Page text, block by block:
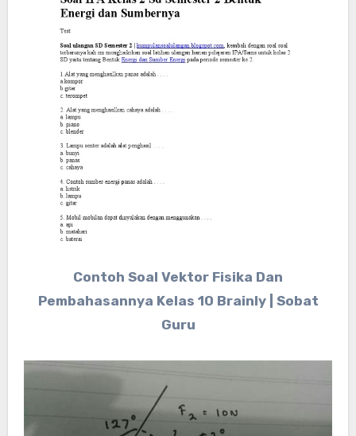
Contoh Soal Vektor Fisika Dan
Pembahasannya Kelas 10 Brainly | Sobat
Guru